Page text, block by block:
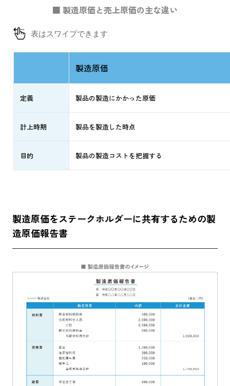
■ 製造原価と売上原価の主な違い
製造原価
定義 製品の製造にかかった原価
計上時期 製品を製造した時点
目的 製品の製造コストを把握する
製造原価をステークホルダーに共有するための製
造原価報告書